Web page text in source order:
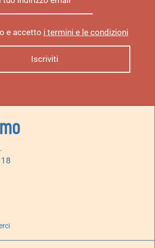
e accetto i termini e le condizioni